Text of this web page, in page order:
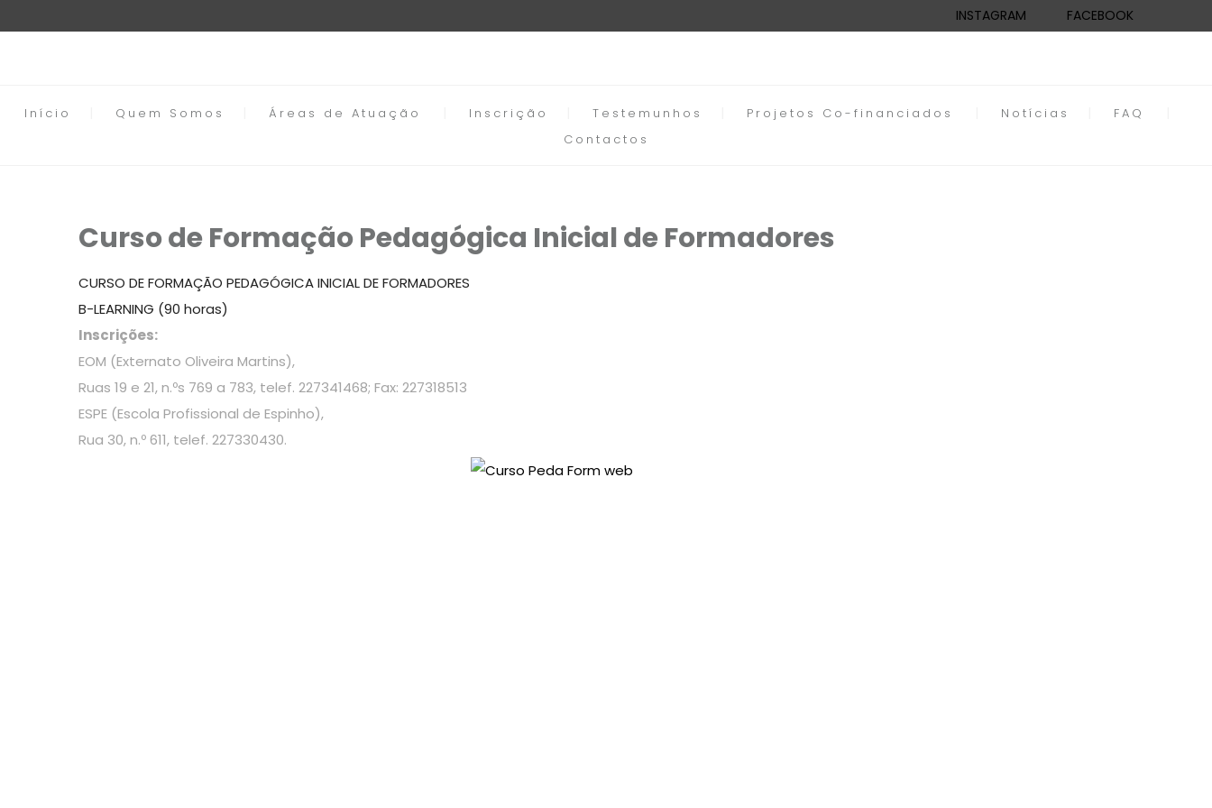
FACEBOOK
INSTAGRAM
Início Quem Somos Áreas de Atuação Inscrição Testemunhos Projetos Co-financiados Notícias
FAQ
Contactos
Curso de Formação Pedagógica Inicial de Formadores
CURSO DE FORMAÇÃO PEDAGÓGICA INICIAL DE FORMADORES
B-LEARNING (90 horas)
Inscrições:
EOM (Externato Oliveira Martins),
Ruas 19 e 21, n.ºs 769 a 783, telef. 227341468; Fax: 227318513
ESPE (Escola Profissional de Espinho),
Rua 30, n.º 611, telef. 227330430.